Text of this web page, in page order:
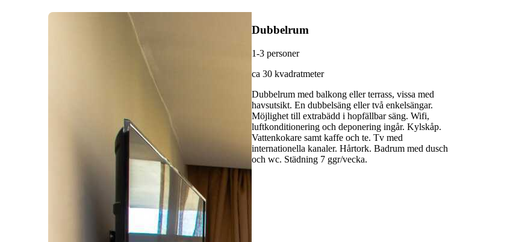
Dubbelrum
1-3 personer
ca 30 kvadratmeter
Dubbelrum med balkong eller terrass, vissa med
havsutsikt. En dubbelsäng eller två enkelsängar.
Möjlighet till extrabädd i hopfällbar säng. Wifi,
luftkonditionering och deponering ingår. Kylskåp.
Vattenkokare samt kaffe och te. Tv med
internationella kanaler. Hårtork. Badrum med dusch
och wc. Städning 7 ggr/vecka.